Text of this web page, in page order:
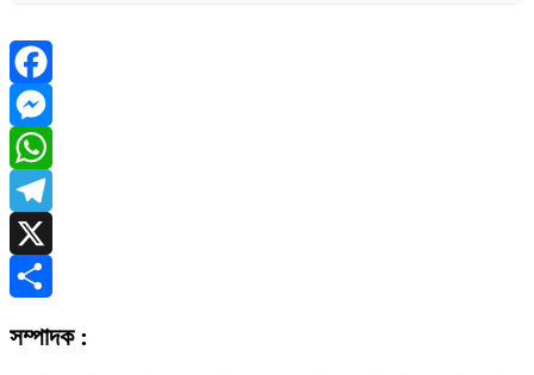
Facebook
Messenger
WhatsApp
Telegram
X
সম্পাদক :